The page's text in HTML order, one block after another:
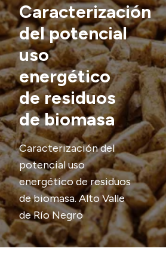
Transparencia
Presupuesto
Boletín Oficial
Compras y licitaciones
Consulta de expedientes
Consulta de pago a proveedores
Convocatorias
Intranet
Login
Caracterización
del potencial
uso
energético
de residuos
de biomasa
Caracterización del
potencial uso
energético de residuos
de biomasa. Alto Valle
de Río Negro